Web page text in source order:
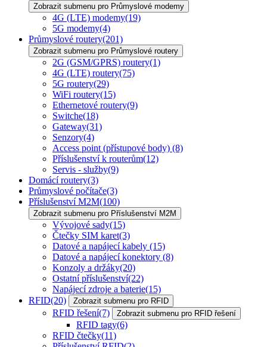
Zobrazit submenu pro Průmyslové modemy
4G (LTE) modemy(19)
5G modemy(4)
Průmyslové routery(201)
Zobrazit submenu pro Průmyslové routery
2G (GSM/GPRS) routery(1)
4G (LTE) routery(75)
5G routery(29)
WiFi routery(15)
Ethernetové routery(9)
Switche(18)
Gateway(31)
Senzory(4)
Access point (přístupové body) (8)
Příslušenství k routerům(12)
Servis - služby(9)
Domácí routery(3)
Průmyslové počítače(3)
Příslušenství M2M(100)
Zobrazit submenu pro Příslušenství M2M
Vývojové sady(15)
Čtečky SIM karet(3)
Datové a napájecí kabely (15)
Datové a napájecí konektory (8)
Konzoly a držáky(20)
Ostatní příslušenství(22)
Napájecí zdroje a baterie(15)
RFID(20) Zobrazit submenu pro RFID
RFID řešení(7) Zobrazit submenu pro RFID řešení
RFID tagy(6)
RFID čtečky(11)